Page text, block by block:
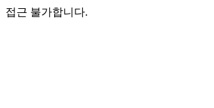
접근 불가합니다.